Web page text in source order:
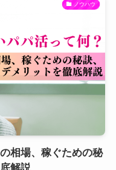
ノウハウ
相場、稼ぐための秘